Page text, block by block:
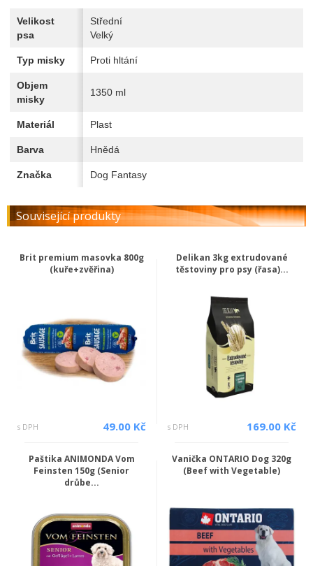
Velikost
psa
Střední
Velký
Typ misky Proti hltání
Objem
misky
1350 ml
Materiál Plast
Barva Hnědá
Značka Dog Fantasy
Související produkty
Brit premium masovka 800g
(kuře+zvěřina)
s DPH 49.00 Kč
Delikan 3kg extrudované
těstoviny pro psy (řasa)...
s DPH 169.00 Kč
Paštika ANIMONDA Vom
Feinsten 150g (Senior
drůbe...
Vanička ONTARIO Dog 320g
(Beef with Vegetable)